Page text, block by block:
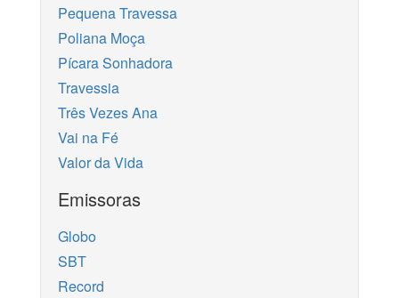
Pequena Travessa
Poliana Moça
Pícara Sonhadora
Travessia
Três Vezes Ana
Vai na Fé
Valor da Vida
Emissoras
Globo
SBT
Record